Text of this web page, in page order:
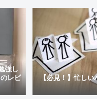
強し
レビ
【必見！】忙し